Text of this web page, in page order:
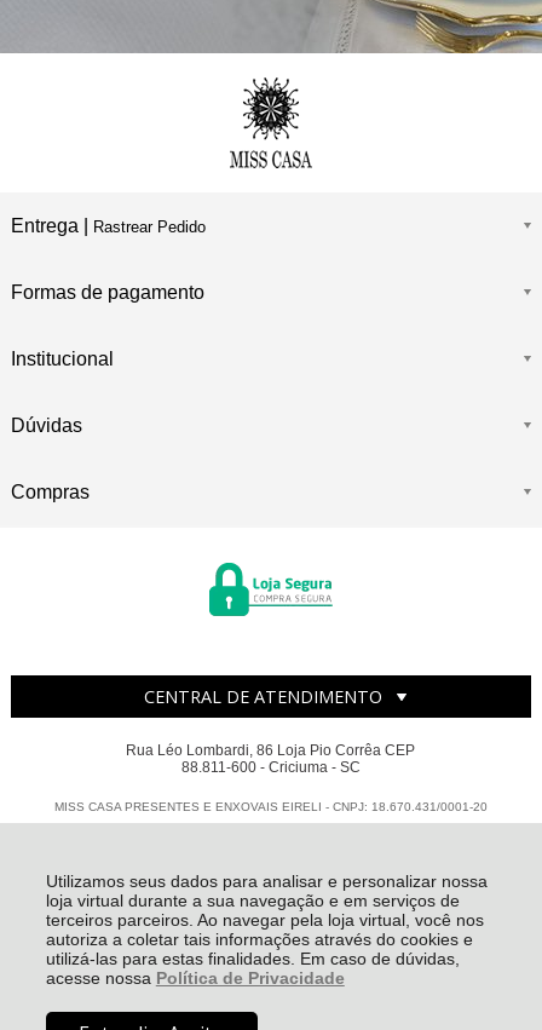
Utilizamos seus dados para analisar e personalizar nossa
loja virtual durante a sua navegação e em serviços de
terceiros parceiros. Ao navegar pela loja virtual, você nos
autoriza a coletar tais informações através do cookies e
utilizá-las para estas finalidades. Em caso de dúvidas,
acesse nossa Política de Privacidade
Entrega | Rastrear Pedido
Formas de pagamento
Institucional
Dúvidas
Compras
CENTRAL DE ATENDIMENTO
Rua Léo Lombardi, 86 Loja Pio Corrêa CEP
88.811-600 - Criciuma - SC
MISS CASA PRESENTES E ENXOVAIS EIRELI - CNPJ: 18.670.431/0001-20